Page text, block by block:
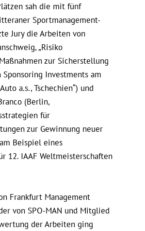
sah die mit fünf
Sportmanagement-
Jury die Arbeiten von
„Risiko
zur Sicherstellung
Investments am
a.s., Tschechien“) und
(Berlin,
für
zur Gewinnung neuer
Beispiel eines
12. IAAF Weltmeisterschaften
Frankfurt Management
von SPO-MAN und Mitglied
der Arbeiten ging